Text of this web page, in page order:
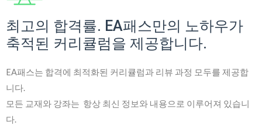
최고의 합격률. EA패스만의 노하우가
축적된 커리큘럼을 제공합니다.
EA패스는 합격에 최적화된 커리큘럼과 리뷰 과정 모두를 제공합
니다.
모든 교재와 강좌는 항상 최신 정보와 내용으로 이루어져 있습니
다.